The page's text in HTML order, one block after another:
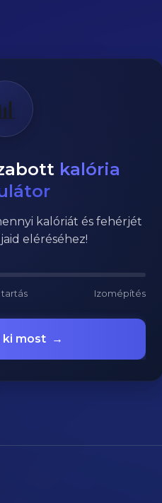
kalória
kalóriát és fehérjét
eléréséhez!
Izomépítés
ki most →